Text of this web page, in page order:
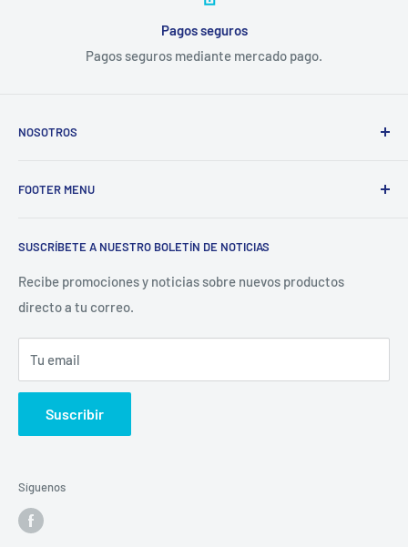
Pagos seguros
Pagos seguros mediante mercado pago.
NOSOTROS
de ofrecer refacciones para aparatos electrodomésticos y
restaurantera e industrial.
FOOTER MENU
Catálogo
La Empresa
Contacto
Sucursales
Buscar
SUSCRÍBETE A NUESTRO BOLETÍN DE NOTICIAS
Recibe promociones y noticias sobre nuevos productos
directo a tu correo.
Tu email
Suscribir
Síguenos